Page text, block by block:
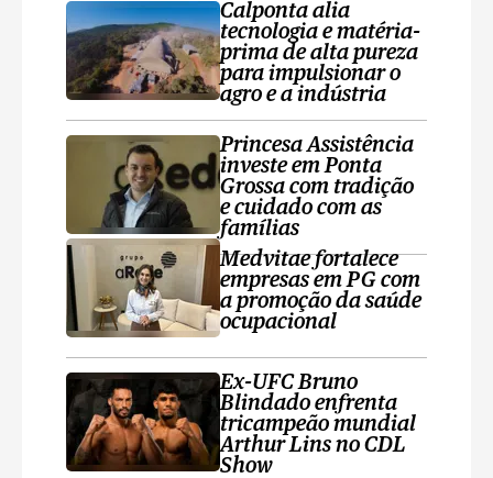
Calponta alia
tecnologia e matéria-
prima de alta pureza
para impulsionar o
agro e a indústria
Princesa Assistência
investe em Ponta
Grossa com tradição
e cuidado com as
famílias
Medvitae fortalece
empresas em PG com
a promoção da saúde
ocupacional
Ex-UFC Bruno
Blindado enfrenta
tricampeão mundial
Arthur Lins no CDL
Show